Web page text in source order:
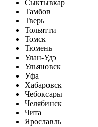
Сыктывкар
Тамбов
Тверь
Тольятти
Томск
Тюмень
Улан-Удэ
Ульяновск
Уфа
Хабаровск
Чебоксары
Челябинск
Чита
Ярославль